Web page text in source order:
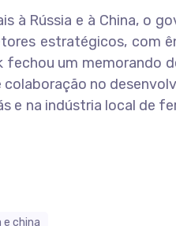
à Rússia e à China, o
estratégicos, com
fechou um memorando
no
e na indústria local de
e china